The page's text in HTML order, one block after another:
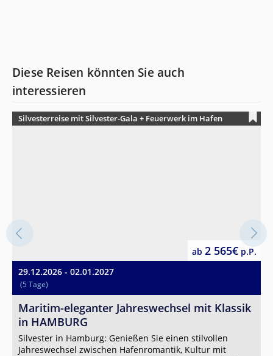
Diese Reisen könnten Sie auch
interessieren
Silvesterreise mit Silvester-Gala + Feuerwerk im Hafen
29.12.2026 - 02.01.2027
(5 Tage)
ab 2 565€ p.P.
Maritim-eleganter Jahreswechsel mit Klassik
in HAMBURG
Silvester in Hamburg: Genießen Sie einen stilvollen
Jahreswechsel zwischen Hafenromantik, Kultur mit